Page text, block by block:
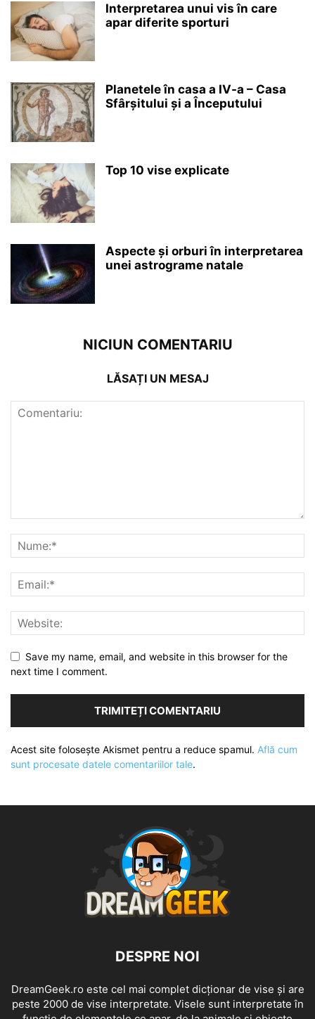
Interpretarea unui vis în care
apar diferite sporturi
Planetele în casa a IV-a – Casa
Sfârșitului și a Începutului
Top 10 vise explicate
Aspecte și orburi în interpretarea
unei astrograme natale
NICIUN COMENTARIU
LĂSAȚI UN MESAJ
Save my name, email, and website in this browser for the
next time I comment.
Acest site folosește Akismet pentru a reduce spamul. Află cum
sunt procesate datele comentariilor tale.
DESPRE NOI
DreamGeek.ro este cel mai complet dicționar de vise și are
peste 2000 de vise interpretate. Visele sunt interpretate în